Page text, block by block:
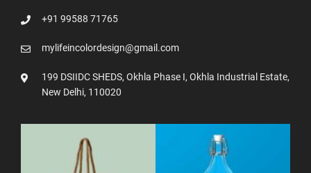
+91 99588 71765
mylifeincolordesign@gmail.com
199 DSIIDC SHEDS, Okhla Phase I, Okhla Industrial Estate,
New Delhi, 110020